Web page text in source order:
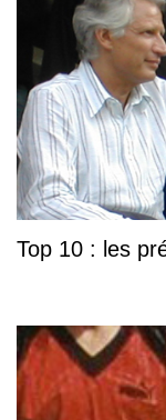
Top 10 : les